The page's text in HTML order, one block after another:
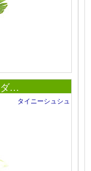
ダ…
タイニーシュシュ